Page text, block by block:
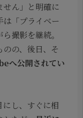
せん」と明確に
「プライベー
撮影を継続。
の、後日、そ
へ公開されてい
し、すぐに相